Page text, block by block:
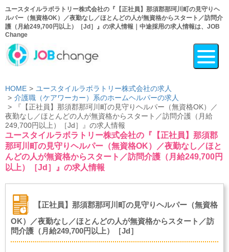
ユースタイルラボラトリー株式会社の『【正社員】那須郡那珂川町の見守りヘ
ルパー（無資格OK）／夜勤なし／ほとんどの人が無資格からスタート／訪問介
護（月給249,700円以上）［Jd］』の求人情報｜中途採用の求人情報は、JOB
Change
HOME
ユースタイルラボラトリー株式会社の求人
介護職（ケアワーカー）系のホームヘルパーの求人
『【正社員】那須郡那珂川町の見守りヘルパー（無資格OK）／
夜勤なし／ほとんどの人が無資格からスタート／訪問介護（月給
249,700円以上）［Jd］』の求人情報
ユースタイルラボラトリー株式会社の『【正社員】那須郡
那珂川町の見守りヘルパー（無資格OK）／夜勤なし／ほと
んどの人が無資格からスタート／訪問介護（月給249,700円
以上）［Jd］』の求人情報
【正社員】那須郡那珂川町の見守りヘルパー（無資格
OK）／夜勤なし／ほとんどの人が無資格からスタート／訪
問介護（月給249,700円以上）［Jd］